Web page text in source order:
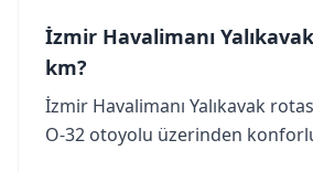
İzmir Havalimanı
km?
İzmir Havalimanı Yalıkavak
O-32 otoyolu üzerinden